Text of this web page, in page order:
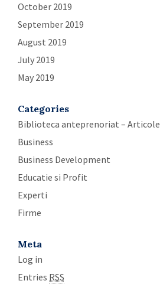
October 2019
September 2019
August 2019
July 2019
May 2019
Categories
Biblioteca anteprenoriat – Articole
Business
Business Development
Educatie si Profit
Experti
Firme
Meta
Log in
Entries RSS